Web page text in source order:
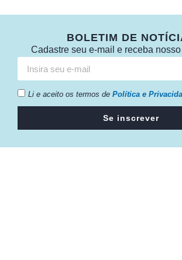
BOLETIM DE
Cadastre seu e-mail e receba
Li e aceito os termos de Política e
Se inscrever